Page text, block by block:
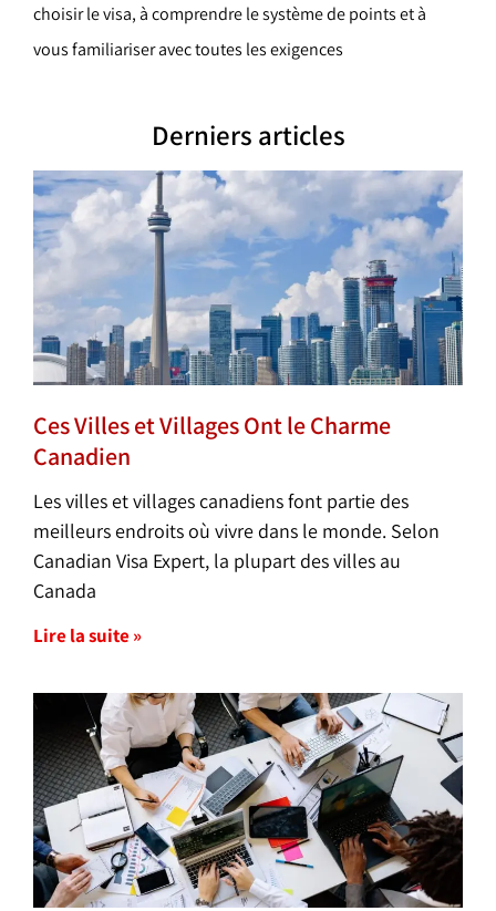
e
r
choisir le visa, à comprendre le système de points et à
vous familiariser avec toutes les exigences
Derniers articles
Ces Villes et Villages Ont le Charme
Canadien
Les villes et villages canadiens font partie des
meilleurs endroits où vivre dans le monde. Selon
Canadian Visa Expert, la plupart des villes au
Canada
Lire la suite »